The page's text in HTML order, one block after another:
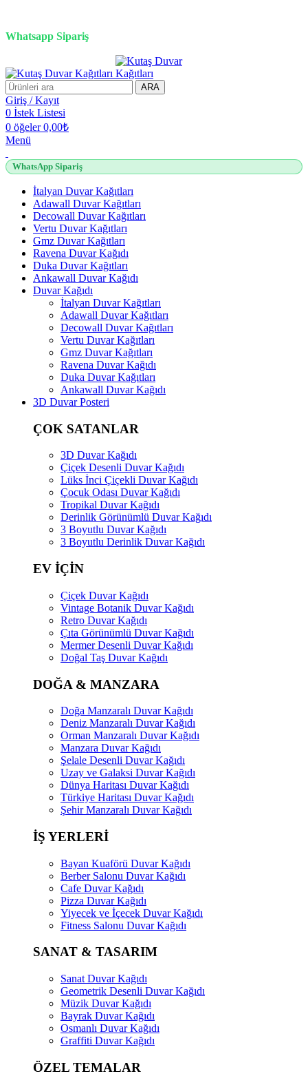
Whatsapp Sipariş
ARA
Giriş / Kayıt
0 İstek Listesi
0 öğeler 0,00₺
Menü
WhatsApp Sipariş
İtalyan Duvar Kağıtları
Adawall Duvar Kağıtları
Decowall Duvar Kağıtları
Vertu Duvar Kağıtları
Gmz Duvar Kağıtları
Ravena Duvar Kağıdı
Duka Duvar Kağıtları
Ankawall Duvar Kağıdı
Duvar Kağıdı
İtalyan Duvar Kağıtları
Adawall Duvar Kağıtları
Decowall Duvar Kağıtları
Vertu Duvar Kağıtları
Gmz Duvar Kağıtları
Ravena Duvar Kağıdı
Duka Duvar Kağıtları
Ankawall Duvar Kağıdı
3D Duvar Posteri
ÇOK SATANLAR
3D Duvar Kağıdı
Çiçek Desenli Duvar Kağıdı
Lüks İnci Çiçekli Duvar Kağıdı
Çocuk Odası Duvar Kağıdı
Tropikal Duvar Kağıdı
Derinlik Görünümlü Duvar Kağıdı
3 Boyutlu Duvar Kağıdı
3 Boyutlu Derinlik Duvar Kağıdı
EV İÇİN
Çiçek Duvar Kağıdı
Vintage Botanik Duvar Kağıdı
Retro Duvar Kağıdı
Çıta Görünümlü Duvar Kağıdı
Mermer Desenli Duvar Kağıdı
Doğal Taş Duvar Kağıdı
DOĞA & MANZARA
Doğa Manzaralı Duvar Kağıdı
Deniz Manzaralı Duvar Kağıdı
Orman Manzaralı Duvar Kağıdı
Manzara Duvar Kağıdı
Şelale Desenli Duvar Kağıdı
Uzay ve Galaksi Duvar Kağıdı
Dünya Haritası Duvar Kağıdı
Türkiye Haritası Duvar Kağıdı
Şehir Manzaralı Duvar Kağıdı
İŞ YERLERİ
Bayan Kuaförü Duvar Kağıdı
Berber Salonu Duvar Kağıdı
Cafe Duvar Kağıdı
Pizza Duvar Kağıdı
Yiyecek ve İçecek Duvar Kağıdı
Fitness Salonu Duvar Kağıdı
SANAT & TASARIM
Sanat Duvar Kağıdı
Geometrik Desenli Duvar Kağıdı
Müzik Duvar Kağıdı
Bayrak Duvar Kağıdı
Osmanlı Duvar Kağıdı
Graffiti Duvar Kağıdı
ÖZEL TEMALAR